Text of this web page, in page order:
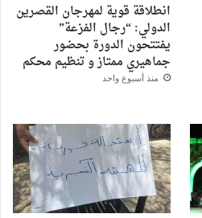
انطلاقة قوية لمهرجان القصرين
الدولي: “رجال الفزعة”
يفتتحون الدورة بحضور
جماهيري ممتاز و تنظيم محكم
منذ أسبوع واحد